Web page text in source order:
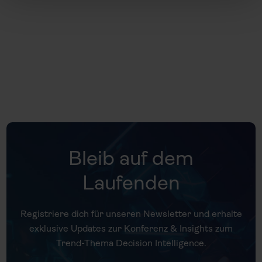
Bleib auf dem
Laufenden
Registriere dich für unseren Newsletter und erhalte
exklusive Updates zur Konferenz & Insights zum
Trend-Thema Decision Intelligence.